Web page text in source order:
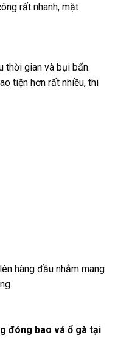
rất nhanh, mặt
thời gian và bụi bẩn.
tiện hơn rất nhiều, thi
hàng đầu nhằm mang
đóng bao vá ổ gà tại